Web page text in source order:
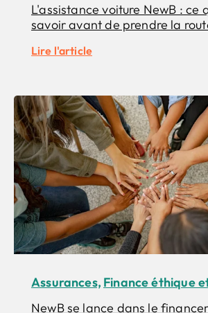
L'assistance voiture NewB : ce
savoir avant de prendre la
Lire l'article
Assurances, Finance éthique
NewB se lance dans le